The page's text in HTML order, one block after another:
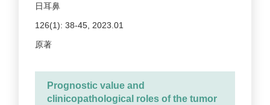
日耳鼻
126(1): 38-45, 2023.01
原著
Prognostic value and
clinicopathological roles of the tumor